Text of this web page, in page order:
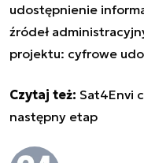
udostępnienie
źródeł
projektu: cyfrowe
Czytaj też: Sat4Envi
następny etap